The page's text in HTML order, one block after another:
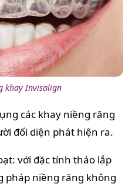
khay Invisalign
các khay niềng răng
đối diện phát hiện ra.
với đặc tính tháo lắp
pháp niềng răng không